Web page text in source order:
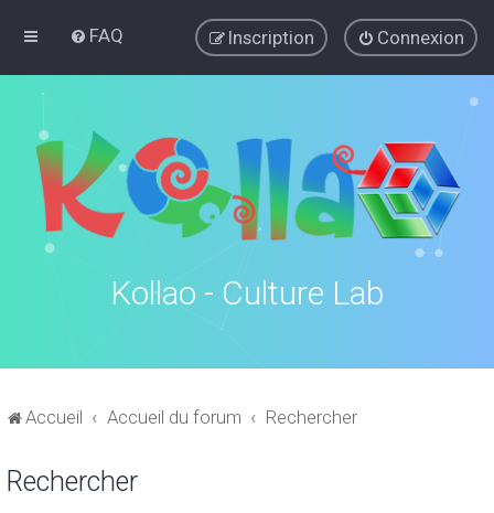
FAQ Connexion
Inscription
Kollao - Culture Lab
Accueil Accueil du forum Rechercher
Rechercher